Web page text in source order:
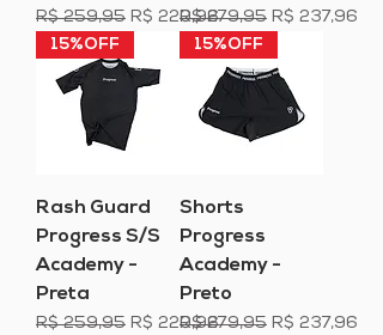
Preço normal
R$ 259,95 Preço promocional
R$ 220,96Preço normal
R$ 279,95 Preço
R$ 237,96
15%OFF
Rash Guard
Progress S/S
Academy -
Preta
Preço normal
R$ 259,95 Preço promocional
R$ 220,96
15%OFF
Shorts
Progress
Academy -
Preto
Preço normal
R$ 279,95 Preço
R$ 237,96